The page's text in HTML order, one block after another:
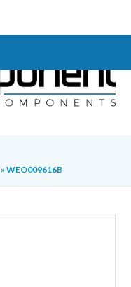
»WEO009616B